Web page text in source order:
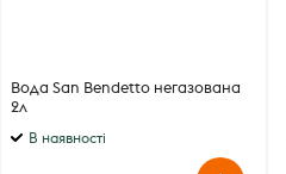
Вода San Bendetto негазована
2л
В наявності